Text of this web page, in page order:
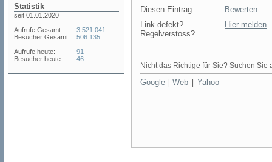
Statistik
seit 01.01.2020
Aufrufe Gesamt:
Besucher Gesamt:
Aufrufe heute:
Besucher heute:
3.521.041
506.135
91
46
Diesen Eintrag:
Bewerten
Link defekt?
Regelverstoss?
Hier melden
Nicht das Richtige für Sie? Suchen Sie
Google Web Yahoo